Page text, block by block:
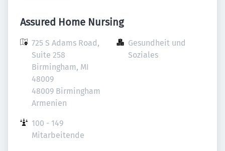
Assured Home Nursing
725 S Adams Road,
Suite 258
Birmingham, MI
48009
48009 Birmingham
Armenien
Gesundheit und
Soziales
100 - 149
Mitarbeitende